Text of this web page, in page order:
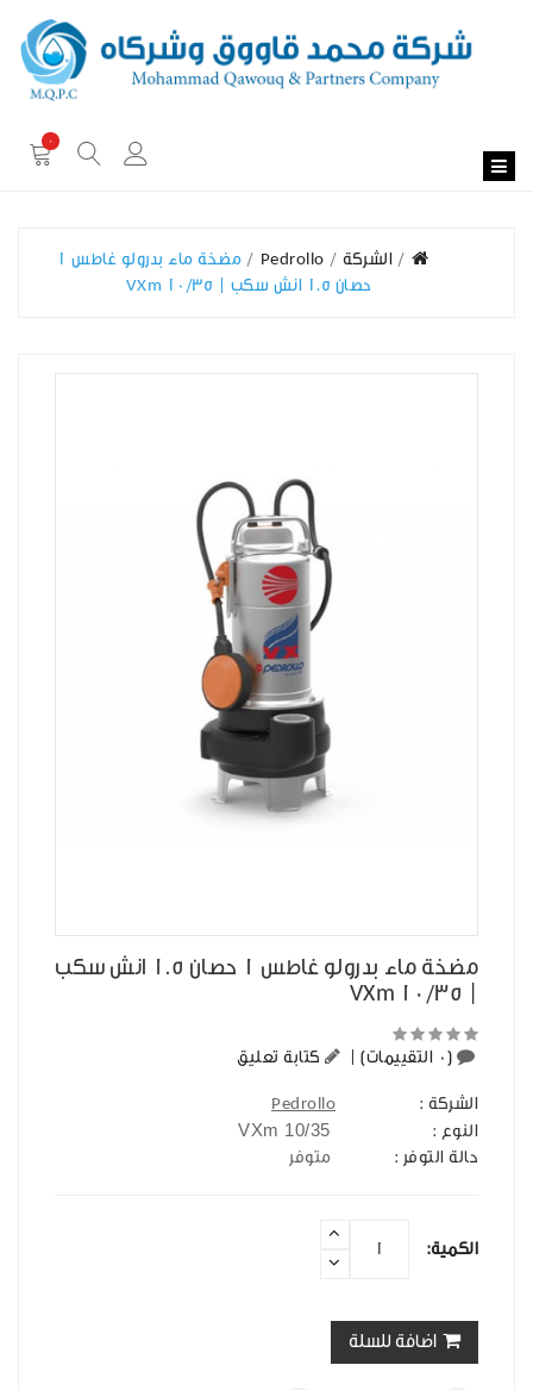
0
الشركة Pedrollo
مضخة ماء بدرولو غاطس 1
حصان 1.5 انش سكب | VXm 10/35
مضخة ماء بدرولو غاطس 1 حصان 1.5 انش سكب
(0 التقييمات) كتابة تعليق
الشركة :
Pedrollo
النوع :
حالة التوفر : متوفر
الكمية:
اضافة للسلة